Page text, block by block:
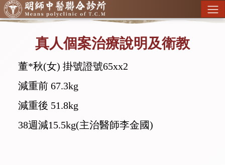
真人個案治療說明及衛教
董*秋(女) 掛號證號65xx2
減重前 67.3kg
減重後 51.8kg
38週減15.5kg(主治醫師李金國)